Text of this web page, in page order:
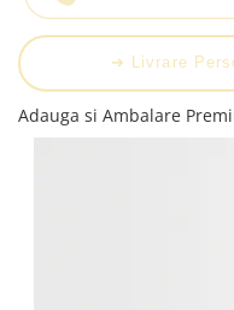
➔ Livrare
Adauga si Ambalare